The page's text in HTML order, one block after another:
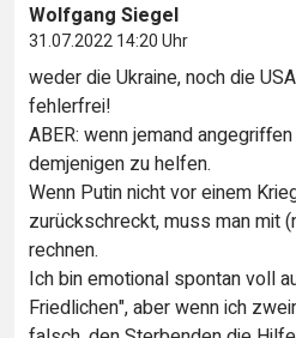
Wolfgang Siegel
31.07.2022 14:20 Uhr
weder die Ukraine, noch die
fehlerfrei!
ABER: wenn jemand
demjenigen zu helfen.
Wenn Putin nicht vor einem
zurückschreckt, muss man mit
rechnen.
Ich bin emotional spontan voll
Friedlichen", aber wenn ich